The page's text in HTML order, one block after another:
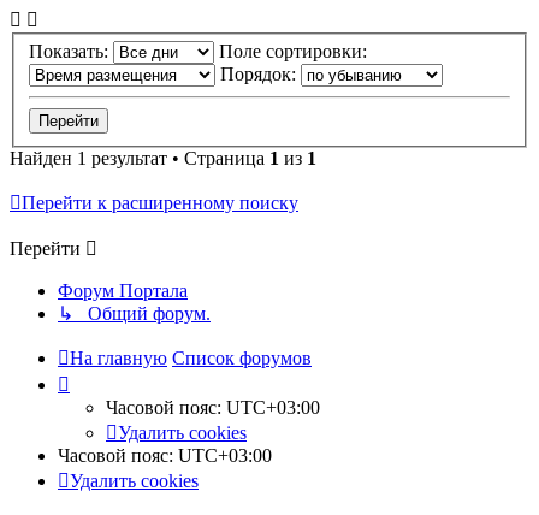
Показать:
Поле сортировки:
Порядок:
Найден 1 результат • Страница 1 из 1
Перейти к расширенному поиску
Перейти
Форум Портала
↳ Общий форум.
На главную Список форумов
Часовой пояс: UTC+03:00
Удалить cookies
Часовой пояс: UTC+03:00
Удалить cookies